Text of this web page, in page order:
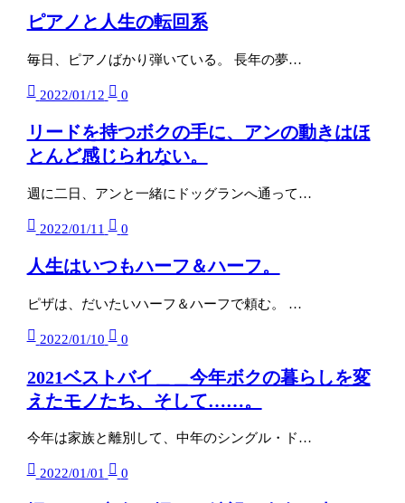
ピアノと人生の転回系
毎日、ピアノばかり弾いている。 長年の夢…
2022/01/12 0
リードを持つボクの手に、アンの動きはほ
とんど感じられない。
週に二日、アンと一緒にドッグランへ通って…
2022/01/11 0
人生はいつもハーフ＆ハーフ。
ピザは、だいたいハーフ＆ハーフで頼む。 …
2022/01/10 0
2021ベストバイ＿＿今年ボクの暮らしを変
えたモノたち、そして……。
今年は家族と離別して、中年のシングル・ド…
2022/01/01 0